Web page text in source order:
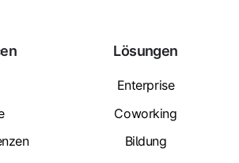
Lösungen
Enterprise
Coworking
Bildung